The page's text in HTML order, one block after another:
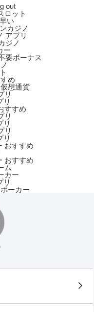
out
ロット
い
カジノ
アプリ
ジノ
ー
要ボーナス
め
想通貨
リ
リ
すすめ
リ
リ
リ
リ
おすすめ
おすすめ
ム
カー
リ
ーカー